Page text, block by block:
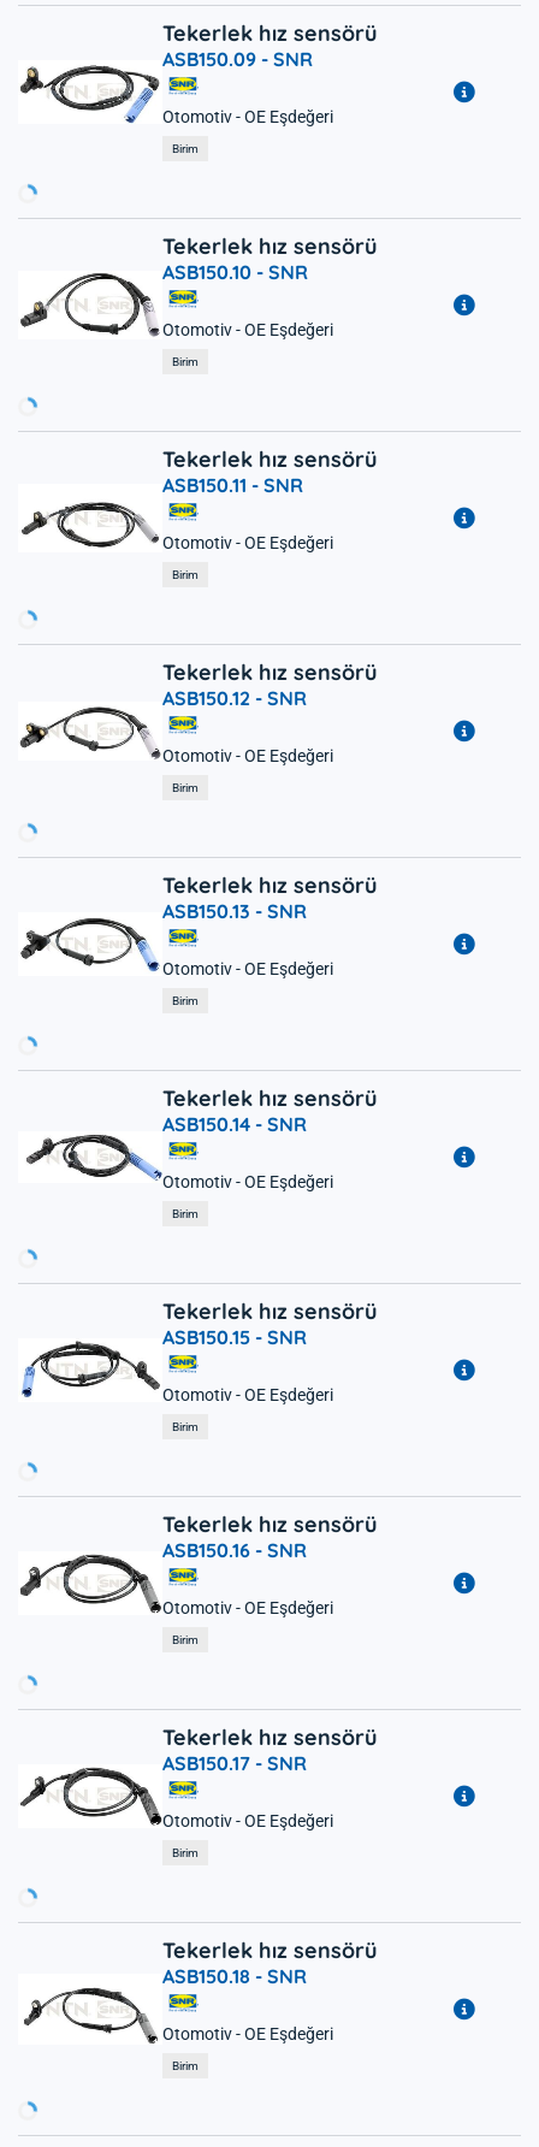
Tekerlek hız sensörü
ASB150.09 - SNR
Otomotiv - OE Eşdeğeri
Birim
Tekerlek hız sensörü
ASB150.10 - SNR
Otomotiv - OE Eşdeğeri
Birim
Tekerlek hız sensörü
ASB150.11 - SNR
Otomotiv - OE Eşdeğeri
Birim
Tekerlek hız sensörü
ASB150.12 - SNR
Otomotiv - OE Eşdeğeri
Birim
Tekerlek hız sensörü
ASB150.13 - SNR
Otomotiv - OE Eşdeğeri
Birim
Tekerlek hız sensörü
ASB150.14 - SNR
Otomotiv - OE Eşdeğeri
Birim
Tekerlek hız sensörü
ASB150.15 - SNR
Otomotiv - OE Eşdeğeri
Birim
Tekerlek hız sensörü
ASB150.16 - SNR
Otomotiv - OE Eşdeğeri
Birim
Tekerlek hız sensörü
ASB150.17 - SNR
Otomotiv - OE Eşdeğeri
Birim
Tekerlek hız sensörü
ASB150.18 - SNR
Otomotiv - OE Eşdeğeri
Birim